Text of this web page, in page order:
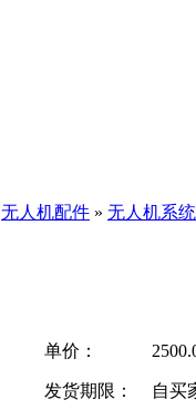
无人机配件 » 无人机系统
单价：
发货期限： 自买